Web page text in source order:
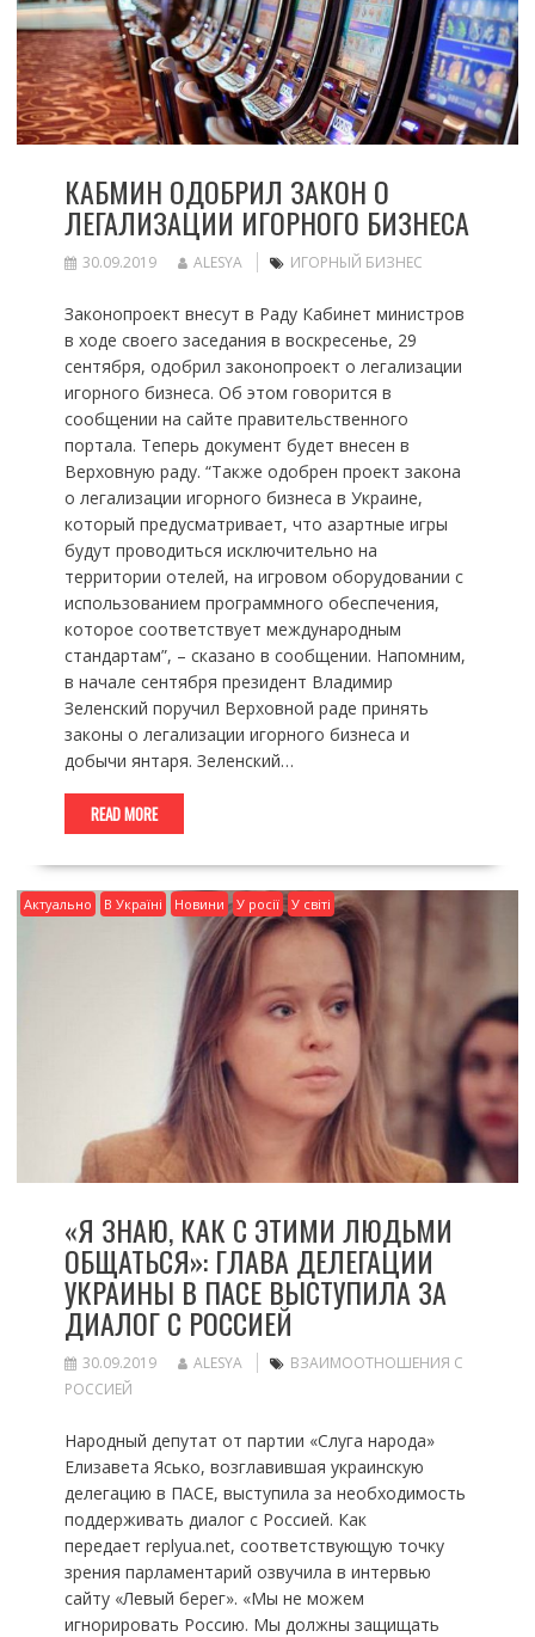
КАБМИН ОДОБРИЛ ЗАКОН О
ЛЕГАЛИЗАЦИИ ИГОРНОГО БИЗНЕСА
30.09.2019 ALESYA ИГОРНЫЙ БИЗНЕС
Законопроект внесут в Раду Кабинет министров
в ходе своего заседания в воскресенье, 29
сентября, одобрил законопроект о легализации
игорного бизнеса. Об этом говорится в
сообщении на сайте правительственного
портала. Теперь документ будет внесен в
Верховную раду. “Также одобрен проект закона
о легализации игорного бизнеса в Украине,
который предусматривает, что азартные игры
будут проводиться исключительно на
территории отелей, на игровом оборудовании с
использованием программного обеспечения,
которое соответствует международным
стандартам”, – сказано в сообщении. Напомним,
в начале сентября президент Владимир
Зеленский поручил Верховной раде принять
законы о легализации игорного бизнеса и
добычи янтаря. Зеленский…
READ MORE
Актуально В Україні Новини У росії У світі
«Я ЗНАЮ, КАК С ЭТИМИ ЛЮДЬМИ
ОБЩАТЬСЯ»: ГЛАВА ДЕЛЕГАЦИИ
УКРАИНЫ В ПАСЕ ВЫСТУПИЛА ЗА
ДИАЛОГ С РОССИЕЙ
30.09.2019 ALESYA
ВЗАИМООТНОШЕНИЯ С
РОССИЕЙ
Народный депутат от партии «Слуга народа»
Елизавета Ясько, возглавившая украинскую
делегацию в ПАСЕ, выступила за необходимость
поддерживать диалог с Россией. Как
передает replyua.net, соответствующую точку
зрения парламентарий озвучила в интервью
сайту «Левый берег». «Мы не можем
игнорировать Россию. Мы должны защищать